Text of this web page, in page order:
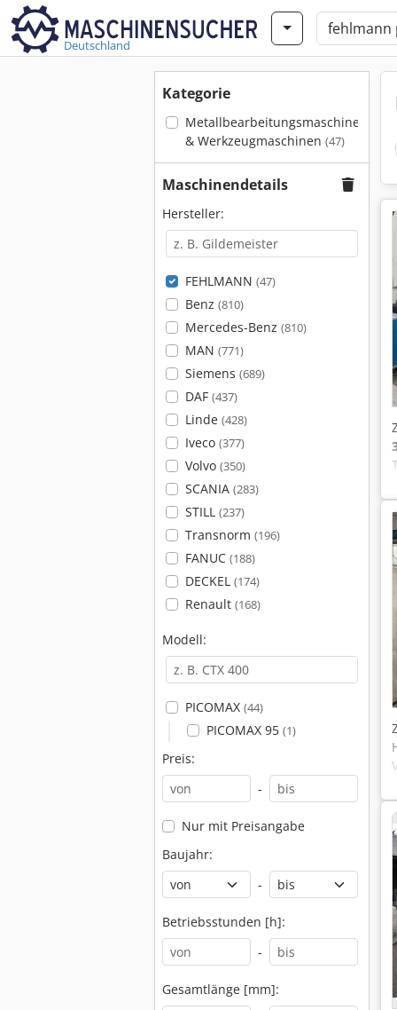
Deutschland
Kategorie
Metallbearbeitungsmaschinen
& Werkzeugmaschinen (47)
Maschinendetails
Hersteller:
FEHLMANN (47)
Benz (810)
Mercedes-Benz (810)
MAN (771)
Siemens (689)
DAF (437)
Linde (428)
Iveco (377)
Volvo (350)
SCANIA (283)
STILL (237)
Transnorm (196)
FANUC (188)
DECKEL (174)
Renault (168)
Modell:
PICOMAX (44)
PICOMAX 95 (1)
Preis:
-
Nur mit Preisangabe
Baujahr:
-
Betriebsstunden [h]:
-
Gesamtlänge [mm]: